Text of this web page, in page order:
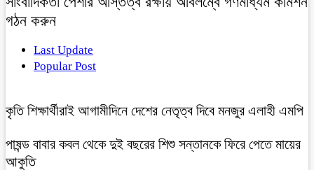
গঠন করুন
Last Update
Popular Post
কৃতি শিক্ষার্থীরাই আগামীদিনে দেশের নেতৃত্ব দিবে মনজুর এলাহী এমপি
পাষন্ড বাবার কবল থেকে দুই বছরের শিশু সন্তানকে ফিরে পেতে মায়ের
আকুতি